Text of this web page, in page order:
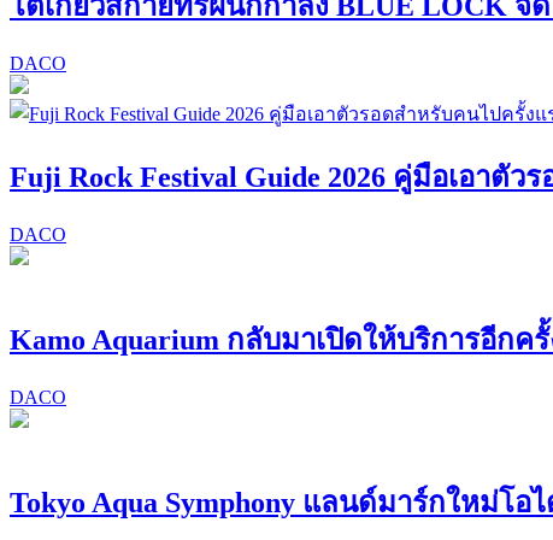
DACO
Fuji Rock Festival Guide 2026 คู่มือเอาตั
DACO
Kamo Aquarium กลับมาเปิดให้บริการอีกค
DACO
Tokyo Aqua Symphony แลนด์มาร์กใหม่โอ